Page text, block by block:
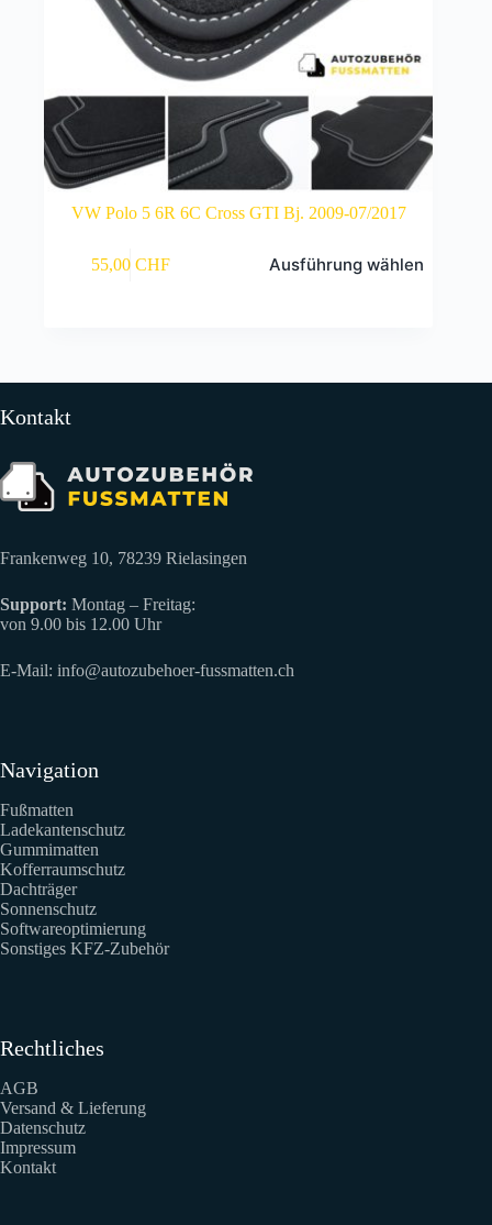
VW Polo 5 6R 6C Cross GTI Bj. 2009-07/2017
55,00 CHF Ausführung wählen
Optionen
können
auf
Produktseite
gewählt
werden
Kontakt
Frankenweg 10, 78239 Rielasingen
Support: Montag – Freitag:
von 9.00 bis 12.00 Uhr
E-Mail: info@autozubehoer-fussmatten.ch
Navigation
Fußmatten
Ladekantenschutz
Gummimatten
Kofferraumschutz
Dachträger
Sonnenschutz
Softwareoptimierung
Sonstiges KFZ-Zubehör
Rechtliches
AGB
Versand & Lieferung
Datenschutz
Impressum
Kontakt